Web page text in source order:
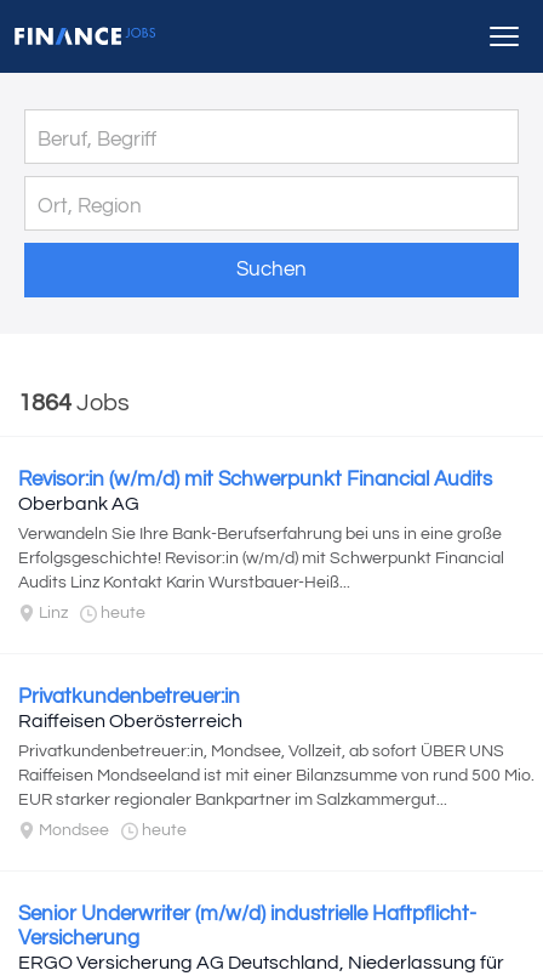
Suchen
1864 Jobs
Revisor:in (w/m/d) mit Schwerpunkt Financial Audits
Oberbank AG
Verwandeln Sie Ihre Bank-Berufserfahrung bei uns in eine große
Erfolgsgeschichte! Revisor:in (w/m/d) mit Schwerpunkt Financial
Audits Linz Kontakt Karin Wurstbauer-Heiß...
Linz
heute
Privatkundenbetreuer:in
Raiffeisen Oberösterreich
Privatkundenbetreuer:in, Mondsee, Vollzeit, ab sofort ÜBER UNS
Raiffeisen Mondseeland ist mit einer Bilanzsumme von rund 500 Mio.
EUR starker regionaler Bankpartner im Salzkammergut...
Mondsee
heute
Senior Underwriter (m/w/d) industrielle Haftpflicht-
Versicherung
ERGO Versicherung AG Deutschland, Niederlassung für